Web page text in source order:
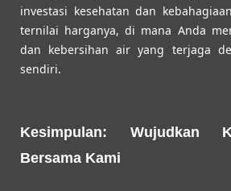
investasi kesehatan dan
ternilai harganya, di mana Anda
dan kebersihan air yang terjaga
sendiri.
Kesimpulan: Wujudkan
Bersama Kami